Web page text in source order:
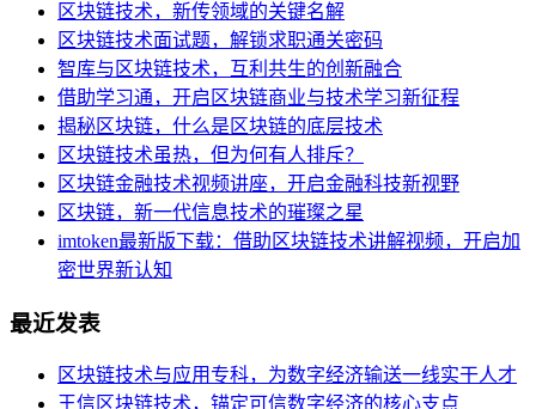
区块链技术，新传领域的关键名解
区块链技术面试题，解锁求职通关密码
智库与区块链技术，互利共生的创新融合
借助学习通，开启区块链商业与技术学习新征程
揭秘区块链，什么是区块链的底层技术
区块链技术虽热，但为何有人排斥？
区块链金融技术视频讲座，开启金融科技新视野
区块链，新一代信息技术的璀璨之星
imtoken最新版下载：借助区块链技术讲解视频，开启加
密世界新认知
最近发表
区块链技术与应用专科，为数字经济输送一线实干人才
王信区块链技术，锚定可信数字经济的核心支点